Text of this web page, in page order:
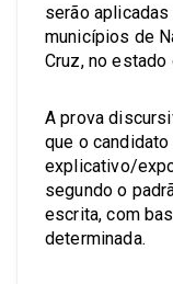
serão
municípios de
Cruz, no estado
A prova
que o
explicativo/
segundo o
escrita, com
determinada.